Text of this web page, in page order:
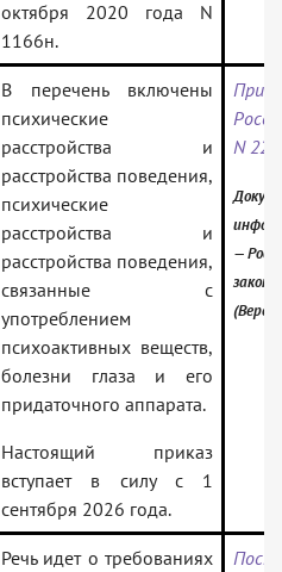
октября 2020 года N
1166н.
В перечень включены
психические
расстройства и
расстройства поведения,
психические
расстройства и
расстройства поведения,
связанные с
употреблением
психоактивных веществ,
болезни глаза и его
придаточного аппарата.
Настоящий приказ
вступает в силу с 1
сентября 2026 года.
N
—
Речь идет о требованиях